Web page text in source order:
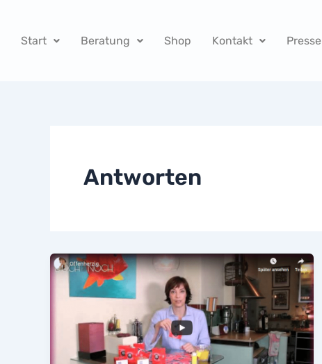
springen
Start Beratung Shop Kontakt Presse
Antworten